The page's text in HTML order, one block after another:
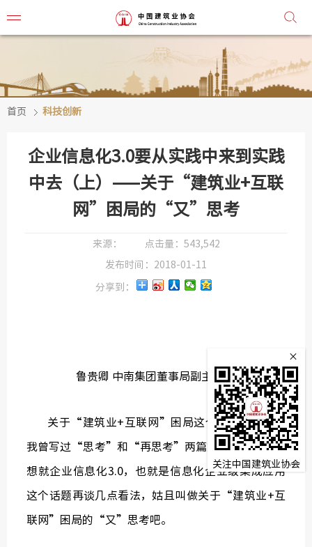
组织机
首页 科技创新
企业信息化3.0要从实践中来到实践
中去（上）——关于“建筑业+互联
网”困局的“又”思考
来源： 点击量： 543,542
发布时间： 2018-01-11
分享到：
鲁贵卿 中南集团董事局副主席、总裁
关于“建筑业+互联网”困局这个话题，前两年
我曾写过“思考”和“再思考”两篇文章。今天，我
想就企业信息化3.0，也就是信息化企业级集成应用
这个话题再谈几点看法，姑且叫做关于“建筑业+互
联网”困局的“又”思考吧。
×
关注中国建筑业协会